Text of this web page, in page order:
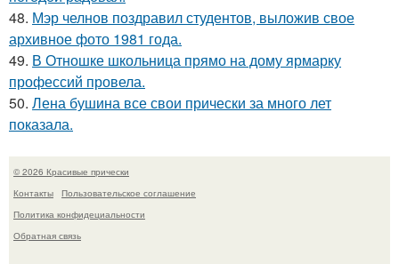
48. Мэр челнов поздравил студентов, выложив свое
архивное фото 1981 года.
49. В Отношке школьница прямо на дому ярмарку
профессий провела.
50. Лена бушина все свои прически за много лет
показала.
© 2026 Красивые прически
Контакты
Пользовательское соглашение
Политика конфидециальности
Обратная связь